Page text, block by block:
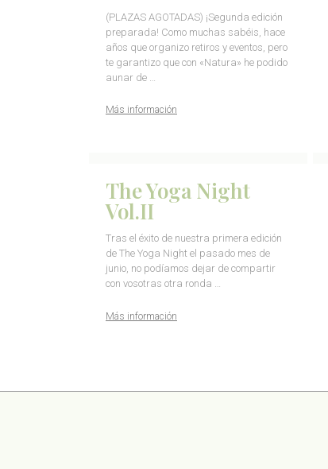
(PLAZAS AGOTADAS) ¡Segunda edición
preparada! Como muchas sabéis, hace
años que organizo retiros y eventos, pero
te garantizo que con «Natura» he podido
aunar de …
Más información
The Yoga Night
Vol.II
Tras el éxito de nuestra primera edición
de The Yoga Night el pasado mes de
junio, no podíamos dejar de compartir
con vosotras otra ronda …
Más información